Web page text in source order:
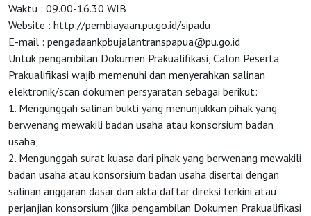
Waktu : 09.00-16.30 WIB
Website : http://pembiayaan.pu.go.id/sipadu
E-mail : pengadaankpbujalantranspapua@pu.go.id
Untuk pengambilan Dokumen Prakualifikasi, Calon Peserta
Prakualifikasi wajib memenuhi dan menyerahkan salinan
elektronik/scan dokumen persyaratan sebagai berikut:
1. Mengunggah salinan bukti yang menunjukkan pihak yang
berwenang mewakili badan usaha atau konsorsium badan
usaha;
2. Mengunggah surat kuasa dari pihak yang berwenang mewakili
badan usaha atau konsorsium badan usaha disertai dengan
salinan anggaran dasar dan akta daftar direksi terkini atau
perjanjian konsorsium (jika pengambilan Dokumen Prakualifikasi